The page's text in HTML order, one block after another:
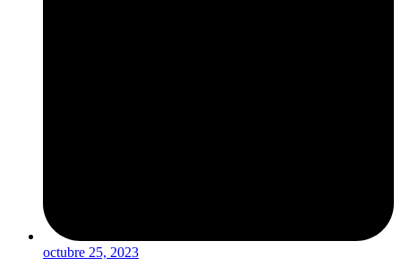
octubre 25, 2023